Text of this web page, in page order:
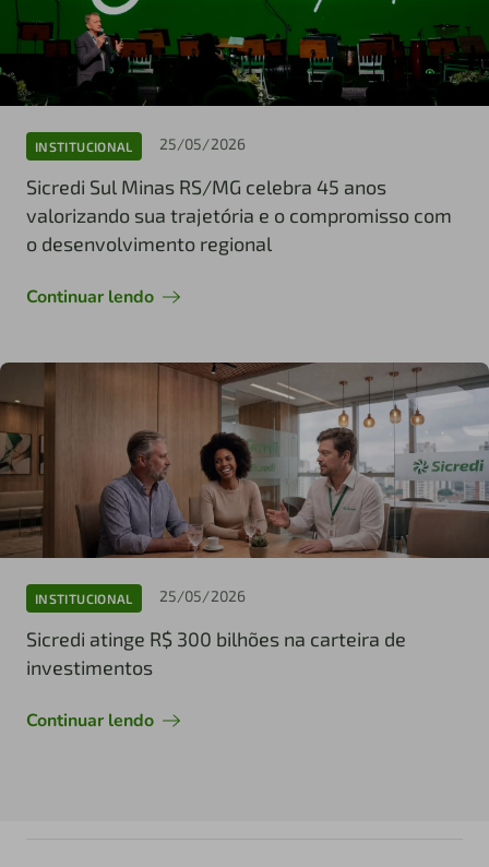
INSTITUCIONAL 25/05/2026
Sicredi Sul Minas RS/MG celebra 45 anos
valorizando sua trajetória e o compromisso com
o desenvolvimento regional
Continuar lendo
INSTITUCIONAL 25/05/2026
Sicredi atinge R$ 300 bilhões na carteira de
investimentos
Continuar lendo